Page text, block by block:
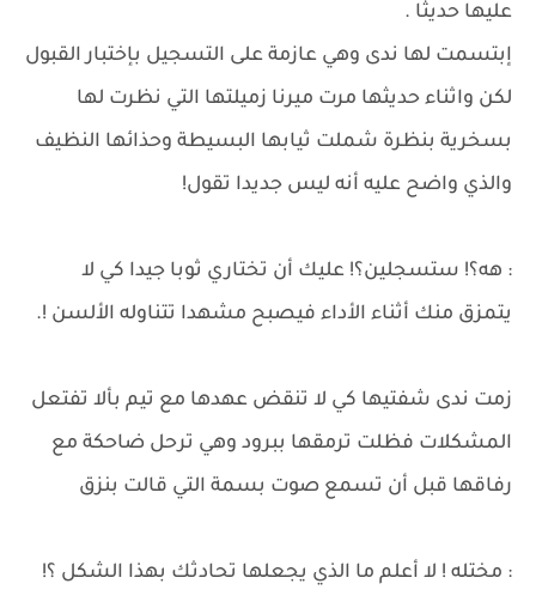
عليها حديثا .
إبتسمت لها ندى وهي عازمة على التسجيل بإختبار القبول
لكن واثناء حديثها مرت ميرنا زميلتها التي نظرت لها
بسخرية بنظرة شملت ثيابها البسيطة وحذائها النظيف
والذي واضح عليه أنه ليس جديدا تقول!
: هه؟! ستسجلين؟! عليك أن تختاري ثوبا جيدا كي لا
يتمزق منك أثناء الأداء فيصبح مشهدا تتناوله الألسن !.
زمت ندى شفتيها كي لا تنقض عهدها مع تيم بألا تفتعل
المشكلات فظلت ترمقها ببرود وهي ترحل ضاحكة مع
رفاقها قبل أن تسمع صوت بسمة التي قالت بنزق
: مختله ! لا أعلم ما الذي يجعلها تحادثك بهذا الشكل ؟!